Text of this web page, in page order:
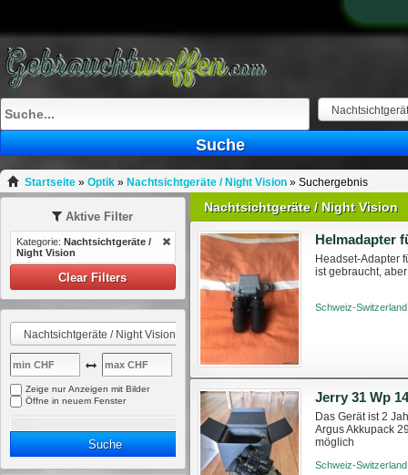
Suche
Startseite» Optik» Nachtsichtgeräte / Night Vision» Suchergebnis
Nachtsichtgeräte / Night Vision
Headset-Adapter
ist gebraucht,
Schweiz-
Das Gerät ist 2
Argus Akkupack
möglich
Schweiz-
Aktive Filter
Kategorie: Nachtsichtgeräte /
Night Vision
Clear Filters
Nachtsichtgeräte / Night Vision
Zeige nur Anzeigen mit Bilder
Öffne in neuem Fenster
Suche